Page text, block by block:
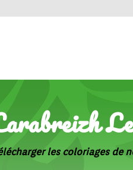
les coloriages de